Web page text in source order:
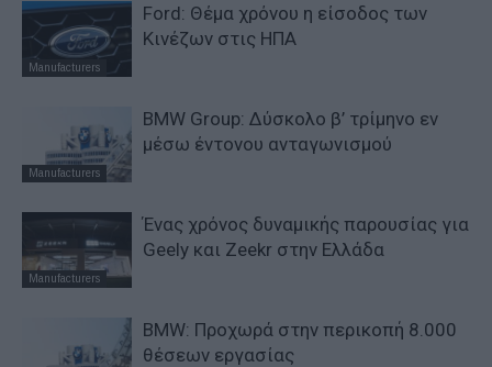
Manufacturers
Ford: Θέμα χρόνου η είσοδος των
Κινέζων στις ΗΠΑ
Manufacturers
BMW Group: Δύσκολο β’ τρίμηνο εν
μέσω έντονου ανταγωνισμού
Manufacturers
Ένας χρόνος δυναμικής παρουσίας για
Geely και Zeekr στην Ελλάδα
BMW: Προχωρά στην περικοπή 8.000
θέσεων εργασίας